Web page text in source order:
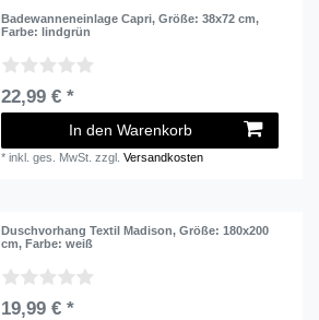
Badewanneneinlage Capri, Größe: 38x72 cm,
Farbe: lindgrün
22,99 € *
In den Warenkorb
*inkl. ges. MwSt. zzgl.Versandkosten
Duschvorhang Textil Madison, Größe: 180x200
cm, Farbe: weiß
19,99 € *